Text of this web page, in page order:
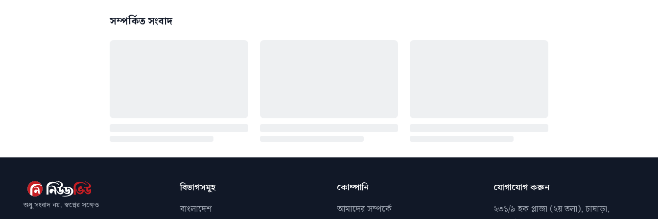
সম্পর্কিত সংবাদ
শুধু সংবাদ নয়, স্বপ্নের সঙ্গেও
বিভাগসমূহ
বাংলাদেশ
কোম্পানি
আমাদের সম্পর্কে
যোগাযোগ করুন
২৩১/৯ হক প্লাজা (২য় তলা), চাষাড়া,